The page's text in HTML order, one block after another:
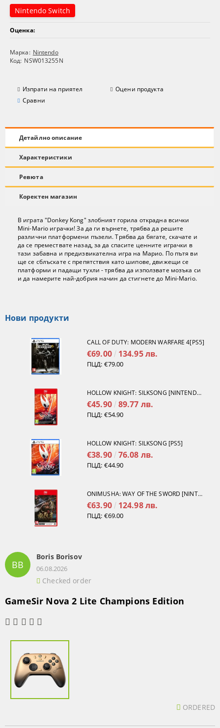
Nintendo Switch
Оценка:
Марка: Nintendo
Код: NSW013255N
Изпрати на приятел
Оцени продукта
Сравни
Детайлно описание
Характеристики
Ревюта
Коректен магазин
В играта "Donkey Kong" злобният горила открадна всички
Mini-Mario играчки! За да ги върнете, трябва да решите
различни платформени пъзели. Трябва да бягате, скачате и
да се премествате назад, за да спасите ценните играчки в
тази забавна и предизвикателна игра на Марио. По пътя ви
ще се сблъскате с препятствия като шипове, движещи се
платформи и падащи тухли - трябва да използвате мозъка си
и да намерите най-добрия начин да стигнете до Mini-Mario.
Нови продукти
CALL OF DUTY: MODERN WARFARE 4[PS5]
€69.00 134.95 лв.
ПЦД: €79.00
HOLLOW KNIGHT: SILKSONG [NINTENDO SWITCH 2]
€45.90 89.77 лв.
ПЦД: €54.90
HOLLOW KNIGHT: SILKSONG [PS5]
€38.90 76.08 лв.
ПЦД: €44.90
ONIMUSHA: WAY OF THE SWORD [NINTENDO SWITCH 2]
€63.90 124.98 лв.
ПЦД: €69.00
BB
Boris Borisov
06.08.2026
Checked order
GameSir Nova 2 Lite Champions Edition
ORDERED